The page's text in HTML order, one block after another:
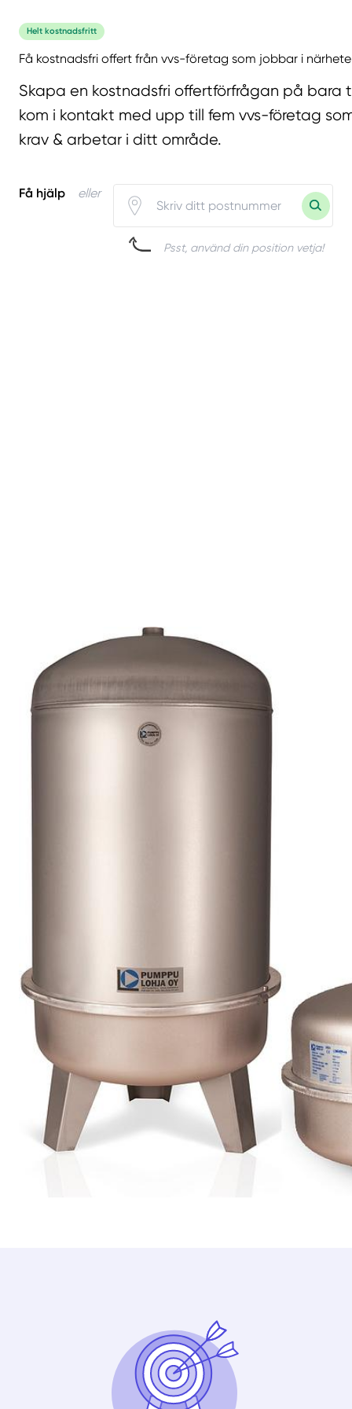
Helt kostnadsfritt
Få kostnadsfri offert från vvs-företag som jobbar i
Skapa en kostnadsfri offertförfrågan på bara
kom i kontakt med upp till fem vvs-företag
krav & arbetar i ditt område.
Få hjälp eller
Psst, använd din position vetja!